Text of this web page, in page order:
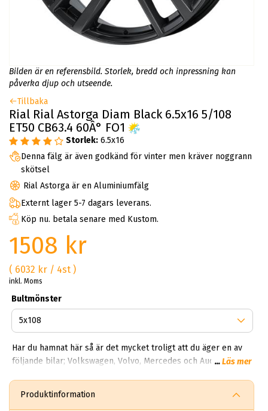
Bilden är en referensbild. Storlek, bredd och inpressning kan
påverka djup och utseende.
Tillbaka
Rial Rial Astorga Diam Black 6.5x16 5/108
ET50 CB63.4 60Â° FO1
Storlek: 6.5x16
Denna fälg är även godkänd för vinter men kräver noggrann
skötsel
Rial Astorga är en Aluminiumfälg
Externt lager 5-7 dagars leverans.
Köp nu. betala senare med Kustom.
1508 kr
( 6032 kr / 4st )
inkl. Moms
Bultmönster
Har du hamnat här så är det mycket troligt att du äger en av
följande bilar; Volkswagen, Volvo, Mercedes och Audi? Det
Kodiak, Torino, Norrano och Arktis. Fälgarna tillverkas i
...Läs mer
Produktinformation